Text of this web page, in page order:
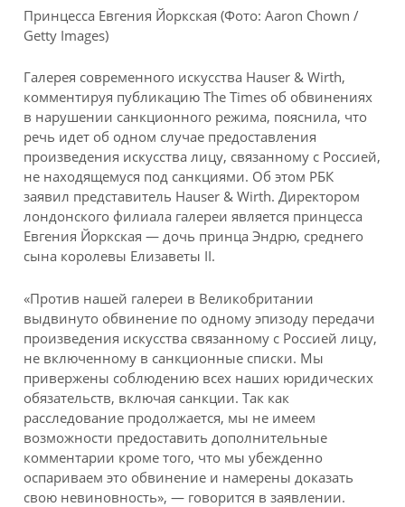
Принцесса Евгения Йоркская(Фото: Aaron Chown /
Getty Images)
Галерея современного искусства Hauser & Wirth,
комментируя публикацию The Times об обвинениях
в нарушении санкционного режима, пояснила, что
речь идет об одном случае предоставления
произведения искусства лицу, связанному с Россией,
не находящемуся под санкциями. Об этом РБК
заявил представитель Hauser & Wirth. Директором
лондонского филиала галереи является принцесса
Евгения Йоркская — дочь принца Эндрю, среднего
сына королевы Елизаветы II.
«Против нашей галереи в Великобритании
выдвинуто обвинение по одному эпизоду передачи
произведения искусства связанному с Россией лицу,
не включенному в санкционные списки. Мы
привержены соблюдению всех наших юридических
обязательств, включая санкции. Так как
расследование продолжается, мы не имеем
возможности предоставить дополнительные
комментарии кроме того, что мы убежденно
оспариваем это обвинение и намерены доказать
свою невиновность», — говорится в заявлении.